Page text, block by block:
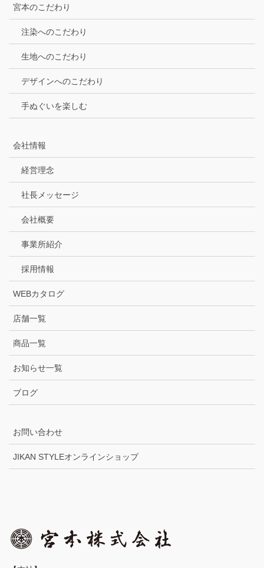
宮本のこだわり
注染へのこだわり
生地へのこだわり
デザインへのこだわり
手ぬぐいを楽しむ
会社情報
経営理念
社長メッセージ
会社概要
事業所紹介
採用情報
WEBカタログ
店舗一覧
商品一覧
お知らせ一覧
ブログ
お問い合わせ
JIKAN STYLEオンラインショップ